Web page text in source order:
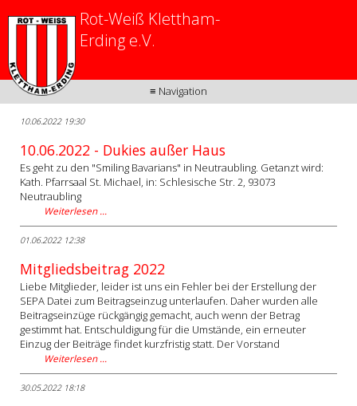
≡ Navigation
Rot-Weiß Klettham-
Erding e.V.
10.06.2022 19:30
10.06.2022 - Dukies außer Haus
Es geht zu den "Smiling Bavarians" in Neutraubling. Getanzt wird:
Kath. Pfarrsaal St. Michael, in: Schlesische Str. 2, 93073
Neutraubling
Weiterlesen …
01.06.2022 12:38
Mitgliedsbeitrag 2022
Liebe Mitglieder, leider ist uns ein Fehler bei der Erstellung der
SEPA Datei zum Beitragseinzug unterlaufen. Daher wurden alle
Beitragseinzüge rückgängig gemacht, auch wenn der Betrag
gestimmt hat. Entschuldigung für die Umstände, ein erneuter
Einzug der Beiträge findet kurzfristig statt. Der Vorstand
Weiterlesen …
30.05.2022 18:18